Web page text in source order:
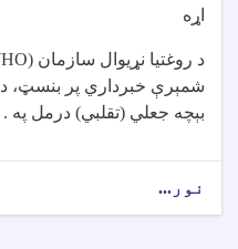
اړه
د روغتیا نړیوال سازمان
شمېرې خبرداري پر بنسټ، د
بېچه جعلي (تقلبي) درمل په .
نور...